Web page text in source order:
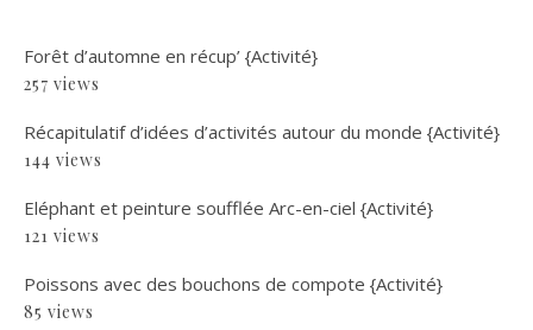
Forêt d’automne en récup’ {Activité}
257 views
Récapitulatif d’idées d’activités autour du monde {Activité}
144 views
Eléphant et peinture soufflée Arc-en-ciel {Activité}
121 views
Poissons avec des bouchons de compote {Activité}
85 views